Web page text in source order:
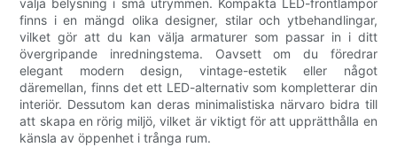
finns i en mängd olika designer, stilar och ytbehandlingar,
vilket gör att du kan välja armaturer som passar in i ditt
övergripande inredningstema. Oavsett om du föredrar
elegant modern design, vintage-estetik eller något
däremellan, finns det ett LED-alternativ som kompletterar din
interiör. Dessutom kan deras minimalistiska närvaro bidra till
att skapa en rörig miljö, vilket är viktigt för att upprätthålla en
känsla av öppenhet i trånga rum.